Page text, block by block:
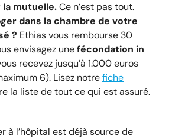
mutuelle.Ce n’est pas tout.
dans la chambre de votre
? Ethias vous rembourse 30
envisagez unefécondation in
recevez jusqu’à 1.000 euros
6). Lisez notrefiche
la liste de tout ce qui est assuré.
à l’hôpital est déjà source de